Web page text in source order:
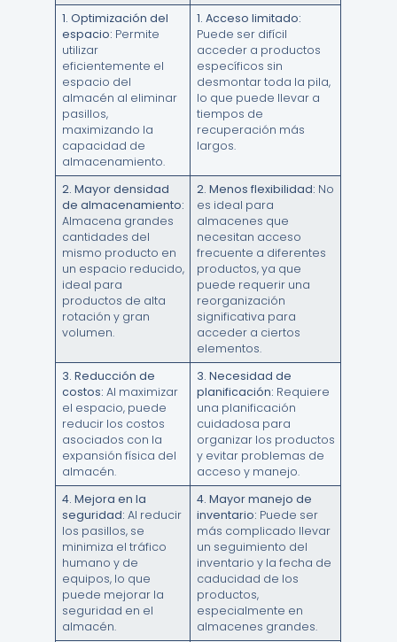
1. Optimización del
espacio: Permite
utilizar
eficientemente el
espacio del
almacén al eliminar
pasillos,
maximizando la
capacidad de
almacenamiento.
1. Acceso limitado:
Puede ser difícil
acceder a productos
específicos sin
desmontar toda la pila,
lo que puede llevar a
tiempos de
recuperación más
largos.
2. Mayor densidad
de almacenamiento:
Almacena grandes
cantidades del
mismo producto en
un espacio reducido,
ideal para
productos de alta
rotación y gran
volumen.
2. Menos flexibilidad: No
es ideal para
almacenes que
necesitan acceso
frecuente a diferentes
productos, ya que
puede requerir una
reorganización
significativa para
acceder a ciertos
elementos.
3. Reducción de
costos: Al maximizar
el espacio, puede
reducir los costos
asociados con la
expansión física del
almacén.
3. Necesidad de
planificación: Requiere
una planificación
cuidadosa para
organizar los productos
y evitar problemas de
acceso y manejo.
4. Mejora en la
seguridad: Al reducir
los pasillos, se
minimiza el tráfico
humano y de
equipos, lo que
puede mejorar la
seguridad en el
almacén.
4. Mayor manejo de
inventario: Puede ser
más complicado llevar
un seguimiento del
inventario y la fecha de
caducidad de los
productos,
especialmente en
almacenes grandes.